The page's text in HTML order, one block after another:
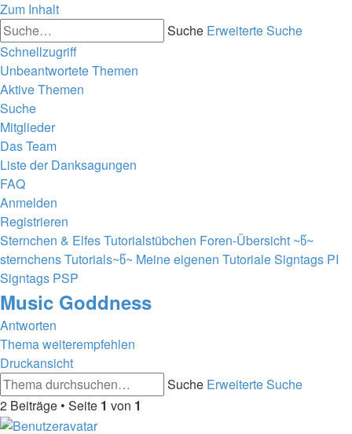
Zum Inhalt
Suche Erweiterte Suche
Schnellzugriff
Unbeantwortete Themen
Aktive Themen
Suche
Mitglieder
Das Team
Liste der Danksagungen
FAQ
Anmelden
Registrieren
Sternchen & Elfes Tutorialstübchen Foren-Übersicht ~წ~
sternchens Tutorials~წ~ Meine eigenen TutorialeSigntags PI
Signtags PSP
Music Goddness
Antworten
Thema weiterempfehlen
Druckansicht
Suche Erweiterte Suche
2 Beiträge • Seite 1 von 1